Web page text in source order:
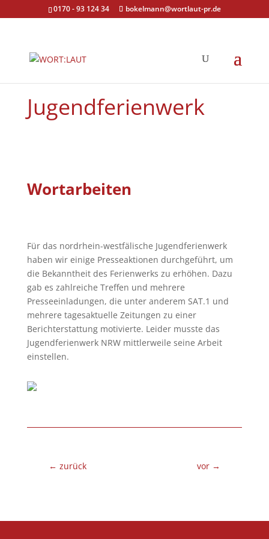
0170 - 93 124 34 bokelmann@wortlaut-pr.de
Jugendferienwerk
Wortarbeiten
Für das nordrhein-westfälische Jugendferienwerk
haben wir einige Presseaktionen durchgeführt, um
die Bekanntheit des Ferienwerks zu erhöhen. Dazu
gab es zahlreiche Treffen und mehrere
Presseeinladungen, die unter anderem SAT.1 und
mehrere tagesaktuelle Zeitungen zu einer
Berichterstattung motivierte. Leider musste das
Jugendferienwerk NRW mittlerweile seine Arbeit
einstellen.
← zurück vor →